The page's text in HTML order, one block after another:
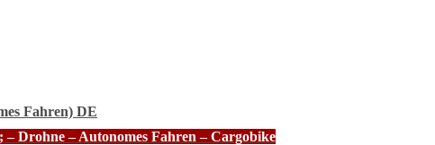
Fahren) DE
Drohne – Autonomes Fahren – Cargobike